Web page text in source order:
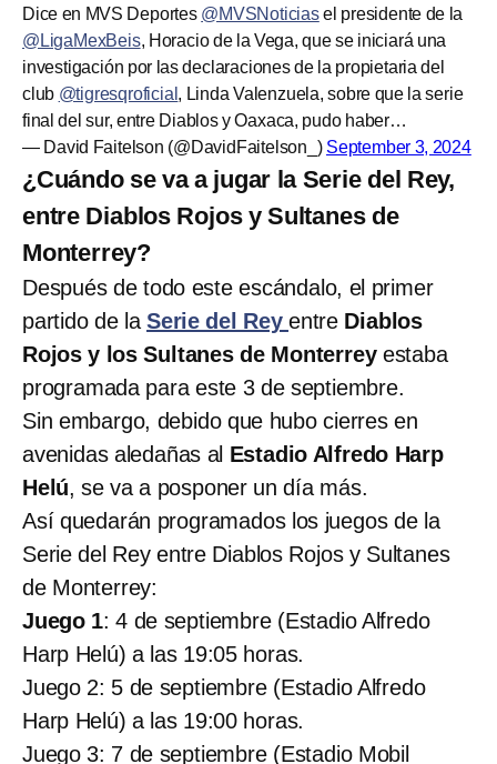
Dice en MVS Deportes @MVSNoticiasel presidente de la
@LigaMexBeis, Horacio de la Vega, que se iniciará una
investigación por las declaraciones de la propietaria del
club @tigresqroficial , Linda Valenzuela, sobre que la serie
final del sur, entre Diablos y Oaxaca, pudo haber…
— David Faitelson (@DavidFaitelson_) September 3, 2024
¿Cuándo se va a jugar la Serie del Rey,
entre Diablos Rojos y Sultanes de
Monterrey?
Después de todo este escándalo, el primer
partido de la Serie del Reyentre Diablos
Rojos y los Sultanes de Monterreyestaba
programada para este 3 de septiembre.
Sin embargo, debido que hubo cierres en
avenidas aledañas al Estadio Alfredo Harp
Helú, se va a posponer un día más.
Así quedarán programados los juegos de la
Serie del Rey entre Diablos Rojos y Sultanes
de Monterrey:
Juego 1: 4 de septiembre (Estadio Alfredo
Harp Helú) a las 19:05 horas.
Juego 2: 5 de septiembre (Estadio Alfredo
Harp Helú) a las 19:00 horas.
Juego 3: 7 de septiembre (Estadio Mobil